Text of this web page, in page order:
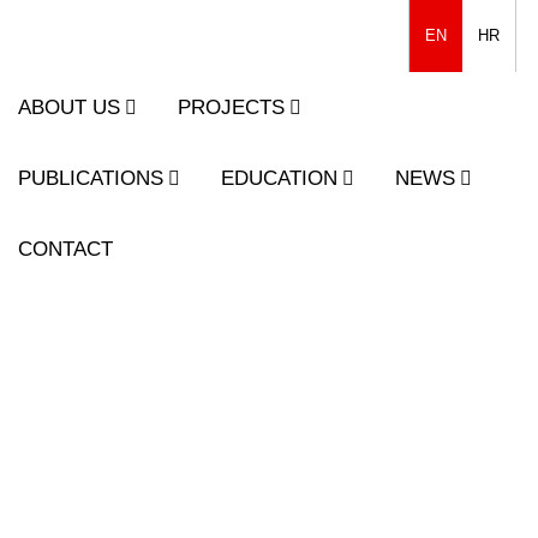
EN HR
ABOUT US PROJECTS
PUBLICATIONS EDUCATION NEWS
CONTACT